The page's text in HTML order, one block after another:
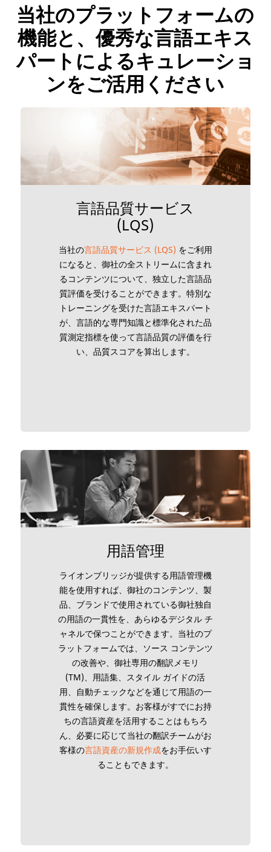
当社のプラットフォームの
機能と、優秀な言語エキス
パートによるキュレーショ
ンをご活用ください
言語品質サービス
(LQS)
当社の言語品質サービス (LQS) をご利用
になると、御社の全ストリームに含まれ
るコンテンツについて、独立した言語品
質評価を受けることができます。特別な
トレーニングを受けた言語エキスパート
が、言語的な専門知識と標準化された品
質測定指標を使って言語品質の評価を行
い、品質スコアを算出します。
用語管理
ライオンブリッジが提供する用語管理機
能を使用すれば、御社のコンテンツ、製
品、ブランドで使用されている御社独自
の用語の一貫性を、あらゆるデジタル チ
ャネルで保つことができます。当社のプ
ラットフォームでは、ソース コンテンツ
の改善や、御社専用の翻訳メモリ
(TM)、用語集、スタイル ガイドの活
用、自動チェックなどを通じて用語の一
貫性を確保します。お客様がすでにお持
ちの言語資産を活用することはもちろ
ん、必要に応じて当社の翻訳チームがお
客様の言語資産の新規作成をお手伝いす
ることもできます。